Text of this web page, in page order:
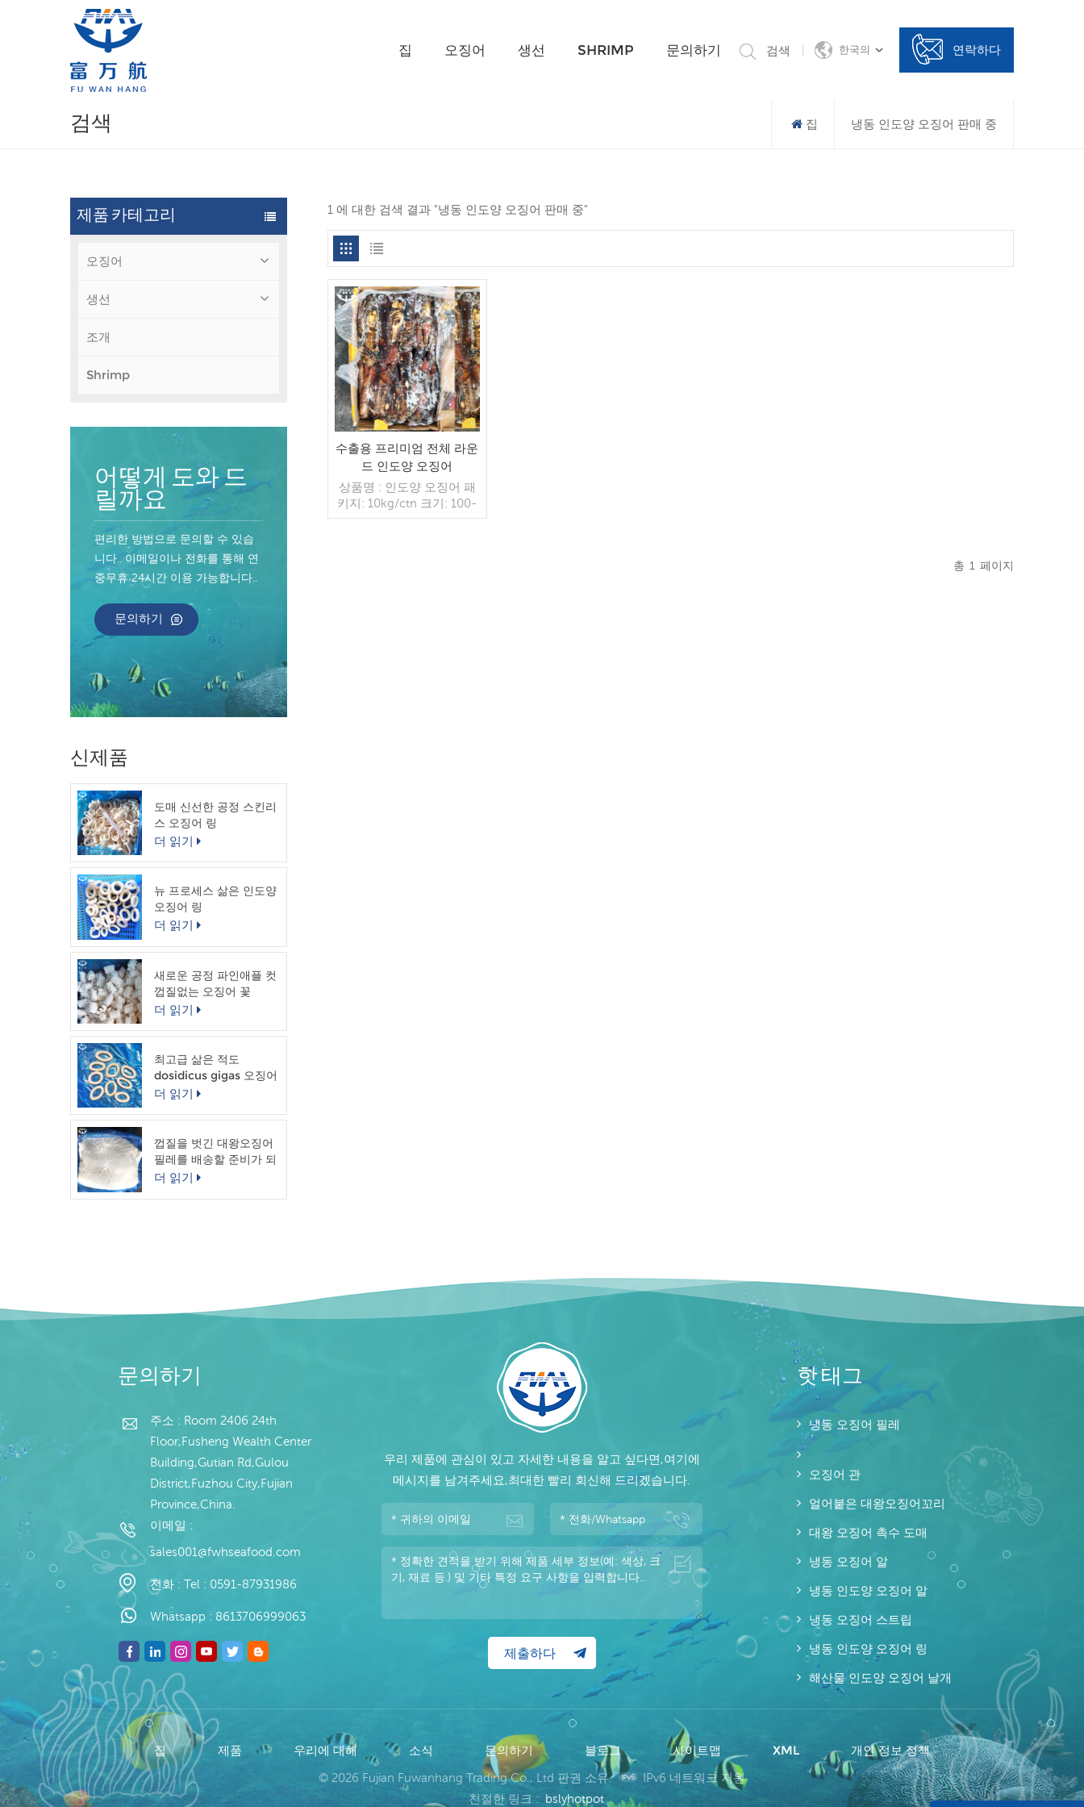
집 오징어 생선 SHRIMP 문의하기 검색 한국의 연락하다
검색 집 냉동 인도양 오징어 판매 중
제품 카테고리
오징어
생선
조개
Shrimp
어떻게 도와 드
릴까요
편리한 방법으로 문의할 수 있습
니다.. 이메일이나 전화를 통해 연
중무휴 24시간 이용 가능합니다..
문의하기
신제품
도매 신선한 공정 스킨리
스 오징어 링
더 읽기
뉴 프로세스 삶은 인도양
오징어 링
더 읽기
새로운 공정 파인애플 컷
껍질없는 오징어 꽃
더 읽기
최고급 삶은 적도
dosidicus gigas 오징어
링
더 읽기
껍질을 벗긴 대왕오징어
필레를 배송할 준비가 되
었습니다.
더 읽기
1 에 대한 검색 결과 "냉동 인도양 오징어 판매 중"
수출용 프리미엄 전체 라운
드 인도양 오징어
상품명 : 인도양 오징어 패
키지: 10kg/ctn 크기: 100-
300g, 300-500g, 300-
총 1 페이지
문의하기
주소 : Room 2406 24th
Floor,Fusheng Wealth Center
Building,Gutian Rd,Gulou
District,Fuzhou City,Fujian
Province,China.
이메일 :
sales001@fwhseafood.com
전화 : Tel : 0591-87931986
Whatsapp : 8613706999063
우리 제품에 관심이 있고 자세한 내용을 알고 싶다면,여기에
메시지를 남겨주세요,최대한 빨리 회신해 드리겠습니다.
핫 태그
냉동 오징어 필레
오징어 관
얼어붙은 대왕오징어꼬리
대왕 오징어 촉수 도매
냉동 오징어 알
냉동 인도양 오징어 알
냉동 오징어 스트립
냉동 인도양 오징어 링
해산물 인도양 오징어 날개
집 제품 우리에 대해 소식 문의하기 블로그 사이트맵 XML 개인 정보 정책
© 2026 Fujian Fuwanhang Trading Co., Ltd 판권 소유.
IPv6 네트워크 지원
친절한 링크 : bslyhotpot